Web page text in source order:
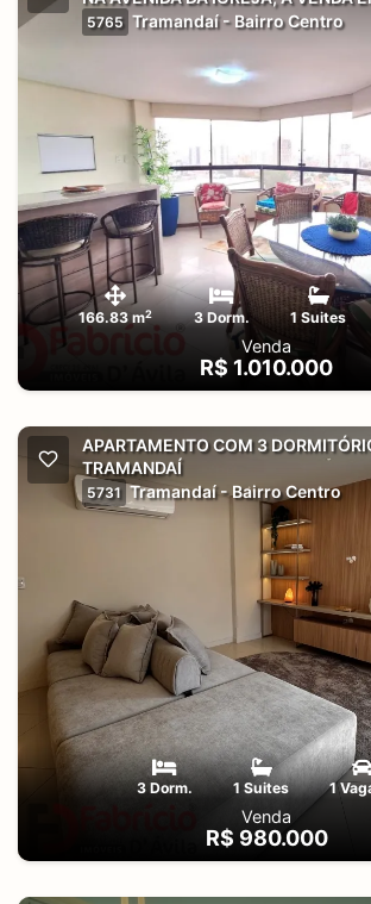
5765 Tramandaí - Bairro Centro
166.83 m2 3 Dorm. 1 Suites
Venda
R$ 1.010.000
APARTAMENTO COM 3
TRAMANDAÍ
5731 Tramandaí - Bairro Centro
3 Dorm. 1 Suites 1
Venda
R$ 980.000